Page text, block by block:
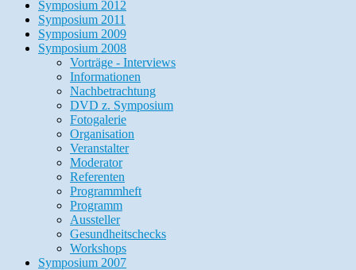
Symposium 2012
Symposium 2011
Symposium 2009
Symposium 2008
Vorträge - Interviews
Informationen
Nachbetrachtung
DVD z. Symposium
Fotogalerie
Organisation
Veranstalter
Moderator
Referenten
Programmheft
Programm
Aussteller
Gesundheitschecks
Workshops
Symposium 2007